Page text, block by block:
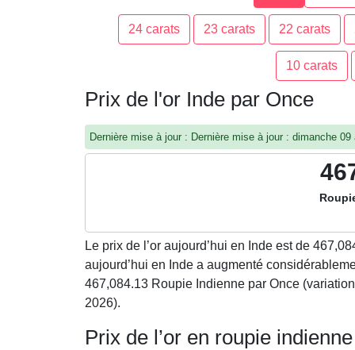
24 carats 23 carats 22 carats
10 carats
Prix de l'or Inde par Once
Dernière mise à jour : Dernière mise à jour : dimanche
Le prix de l’or aujourd’hui en Inde est de
aujourd’hui en Inde a augmenté
467,084.13 Roupie Indienne par Once
2026).
Prix de l’or en roupie